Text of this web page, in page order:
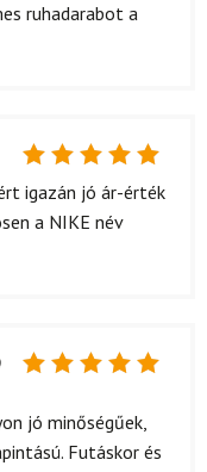
ruhadarabot a
Értékelés:
5
/ 5
igazán jó ár-érték
a NIKE név
5/ 5
jó minőségűek,
Futáskor és